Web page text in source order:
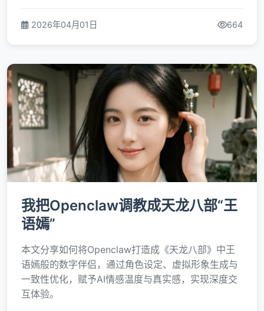
2026年04月01日 664
我把Openclaw调教成天龙八部“王
语嫣”
本文分享如何将Openclaw打造成《天龙八部》中王
语嫣般的数字伴侣，通过角色设定、虚拟形象生成与
一致性优化，赋予AI情感温度与真实感，实现深度交
互体验。